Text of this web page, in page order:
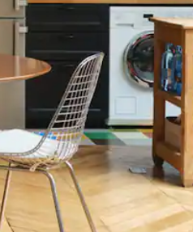
का इस्तेमाल करके एक्सप्लोर करें।